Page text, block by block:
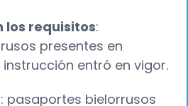
los requisitos:
presentes en
entró en vigor.
: pasaportes bielorrusos